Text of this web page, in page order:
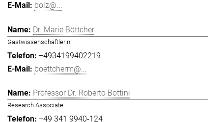
bolz@...
Dr. Marie Böttcher
Gastwissenschaftlerin
+4934199402219
boettcherm@...
Professor Dr. Roberto Bottini
Research Associate
+49 341 9940-124